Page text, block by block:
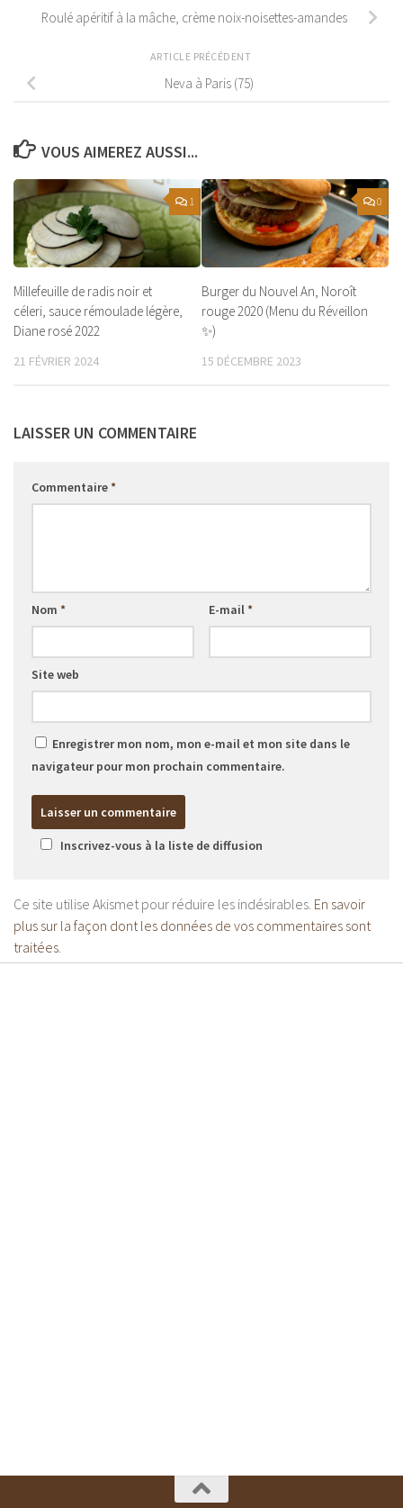
Roulé apéritif à la mâche, crème noix-noisettes-amandes
ARTICLE PRÉCÉDENT
Neva à Paris (75)
VOUS AIMEREZ AUSSI...
1
Millefeuille de radis noir et
céleri, sauce rémoulade légère,
Diane rosé 2022
21 FÉVRIER 2024
0
Burger du Nouvel An, Noroît
rouge 2020 (Menu du Réveillon
✨)
15 DÉCEMBRE 2023
LAISSER UN COMMENTAIRE
Commentaire*
Nom * E-mail*
Site web
Enregistrer mon nom, mon e-mail et mon site dans le
navigateur pour mon prochain commentaire.
Inscrivez-vous à la liste de diffusion
Ce site utilise Akismet pour réduire les indésirables. En savoir
plus sur la façon dont les données de vos commentaires sont
traitées.